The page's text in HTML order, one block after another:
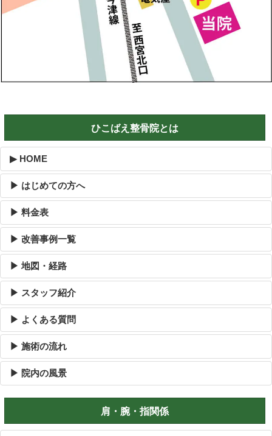
ひこばえ整骨院とは
▶ HOME
▶ はじめての方へ
▶ 料金表
▶ 改善事例一覧
▶ 地図・経路
▶ スタッフ紹介
▶ よくある質問
▶ 施術の流れ
▶ 院内の風景
肩・腕・指関係